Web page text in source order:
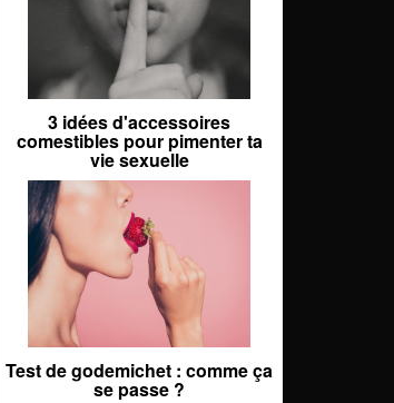
3 idées d'accessoires
comestibles pour pimenter ta
vie sexuelle
Test de godemichet : comme ça
se passe ?